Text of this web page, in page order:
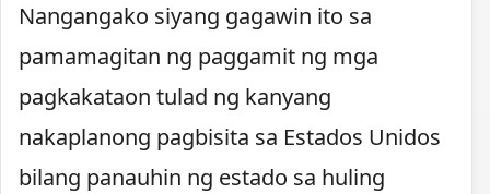
Nangangako siyang gagawin ito sa
pamamagitan ng paggamit ng mga
pagkakataon tulad ng kanyang
nakaplanong pagbisita sa Estados Unidos
bilang panauhin ng estado sa huling